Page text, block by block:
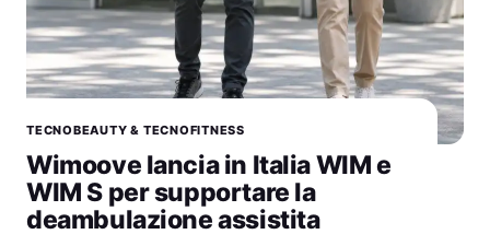
TECNOBEAUTY & TECNOFITNESS
Wimoove lancia in Italia WIM e
WIM S per supportare la
deambulazione assistita